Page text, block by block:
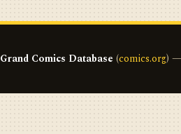
Grand Comics Database (comics.org)